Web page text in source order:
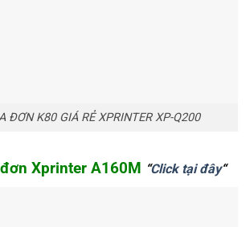
ĐƠN K80 GIÁ RẺ XPRINTER XP-Q200
Xprinter A160M “Click tại đây“